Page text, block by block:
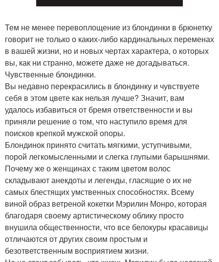
Тем не менее перевоплощение из блондинки в брюнетку
говорит не только о каких-либо кардинальных переменах
в вашей жизни, но и новых чертах характера, о которых
вы, как ни странно, можете даже не догадываться.
Чувственные блондинки.
Вы недавно перекрасились в блондинку и чувствуете
себя в этом цвете как нельзя лучше? Значит, вам
удалось избавиться от бремя ответственности и вы
приняли решение о том, что наступило время для
поисков крепкой мужской опоры.
Блондинок принято считать мягкими, уступчивыми,
порой легкомысленными и слегка глупыми барышнями.
Почему же о женщинах с таким цветом волос
складывают анекдоты и легенды, гласящие о их не
самых блестящих умственных способностях. Всему
виной образ ветреной кокетки Мэрилин Монро, которая
благодаря своему артистическому облику просто
внушила общественности, что все белокуры красавицы
отличаются от других своим простым и
безответственным восприятием жизни.